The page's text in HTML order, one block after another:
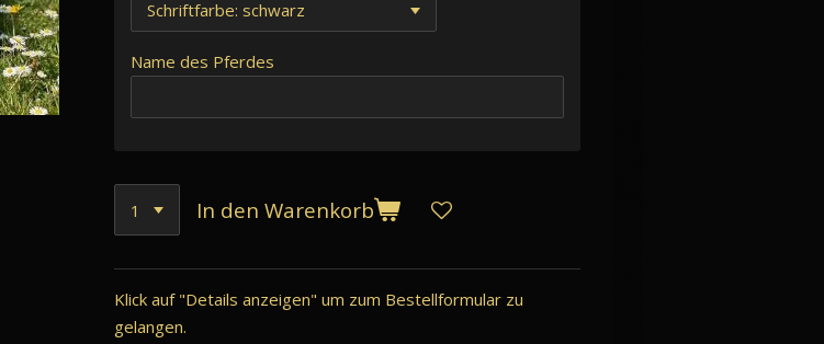
Name des Pferdes
In den Warenkorb
Klick auf "Details anzeigen" um zum Bestellformular zu
gelangen.